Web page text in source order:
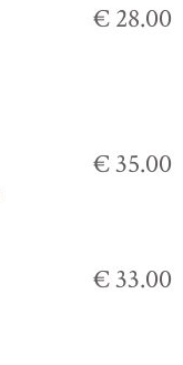
€ 28.00
€ 35.00
€ 33.00